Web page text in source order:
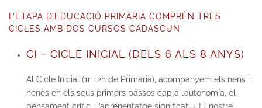
L’ETAPA D’EDUCACIÓ PRIMÀRIA COMPRÈN TRES
CICLES AMB DOS CURSOS CADASCUN
CI – CICLE INICIAL (DELS 6 ALS 8 ANYS)
Al Cicle Inicial (1r i 2n de Primària), acompanyem els nens i
nenes en els seus primers passos cap a l’autonomia, el